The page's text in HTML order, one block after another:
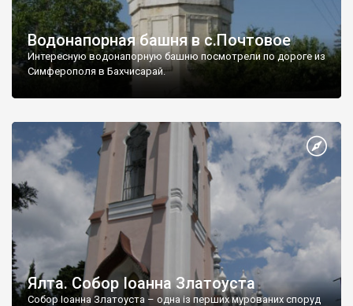
Водонапорная башня в с.Почтовое
Интересную водонапорную башню посмотрели по дороге из
Симферополя в Бахчисарай.
Ялта. Собор Іоанна Златоуста
Собор Іоанна Златоуста – одна із перших мурованих споруд